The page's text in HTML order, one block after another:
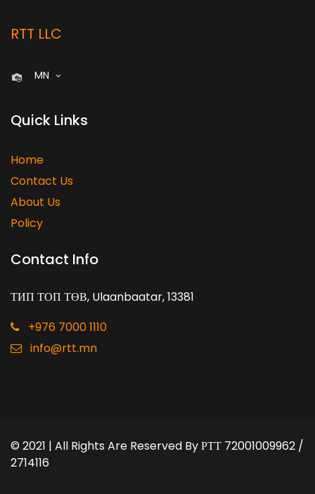
RTT LLC
MN
Quick Links
Home
Contact Us
About Us
Policy
Contact Info
ТИП ТОП ТӨВ, Ulaanbaatar, 13381
+976 7000 1110
info@rtt.mn
© 2021 | All Rights Are Reserved ByРТТ 72001009962 /
2714116